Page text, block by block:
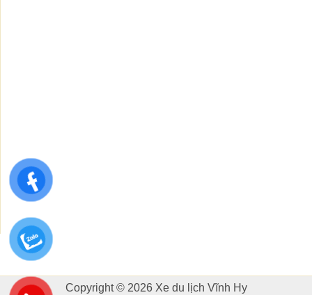
Copyright © 2026 Xe du lịch Vĩnh Hy